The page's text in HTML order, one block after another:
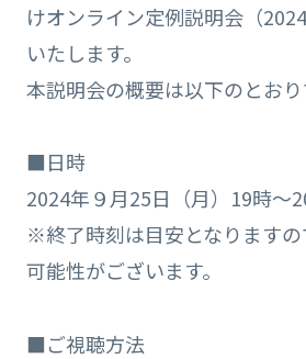
けオンライン定例説明会（
いたします。
本説明会の概要は以下のとおり
■日時
2024年９月25日（月）19時～
※終了時刻は目安となりますの
可能性がございます。
■ご視聴方法